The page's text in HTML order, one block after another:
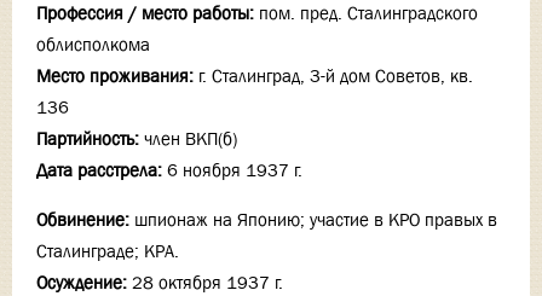
Профессия / место работы: пом. пред. Сталинградского
облисполкома
Место проживания: г. Сталинград, 3-й дом Советов, кв.
136
Партийность: член ВКП(б)
Дата расстрела: 6 ноября 1937 г.
Обвинение: шпионаж на Японию; участие в КРО правых в
Сталинграде; КРА.
Осуждение: 28 октября 1937 г.